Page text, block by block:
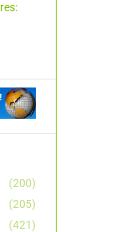
(200)
(205)
(421)